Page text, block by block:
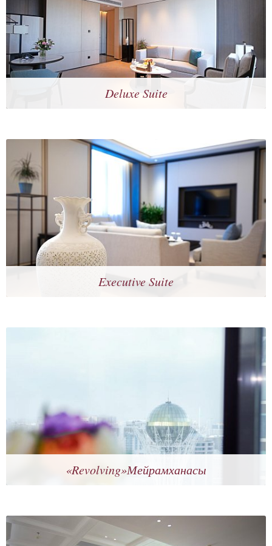
Deluxe Suite
Executive Suite
«Revolving»Мейрамханасы